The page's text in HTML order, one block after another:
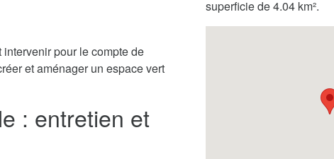
pour le compte de
et aménager un espace vert
: entretien et
superficie de 4.04 km².